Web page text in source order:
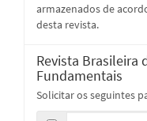
armazenados de
desta revista.
Revista Brasileira
Fundamentais
Solicitar os seguintes